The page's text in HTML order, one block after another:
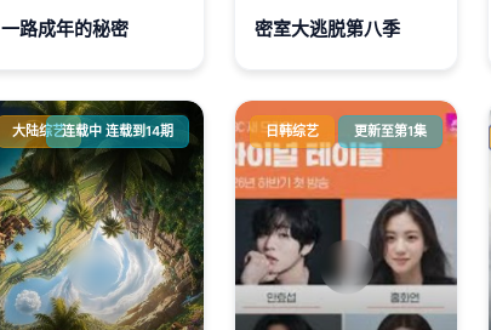
一路成年的秘密 密室大逃脱第八季
大陆综艺连载中 连载到14期 日韩综艺 更新至第1集